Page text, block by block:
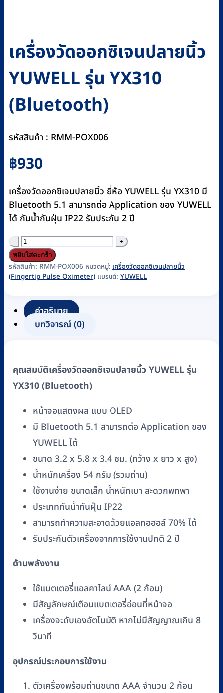
เครื่องวัดออกซิเจนปลายนิ้ว
YUWELL รุ่น YX310
(Bluetooth)
รหัสสินค้า : RMM-POX006
฿930
เครื่องวัดออกซิเจนปลายนิ้ว ยี่ห้อ YUWELL รุ่น YX310 มี
Bluetooth 5.1 สามารถต่อ Application ของ YUWELL
ได้ กันน้ำกันฝุ่น IP22 รับประกัน 2 ปี
จำนวน
เครื่อง
วัด
ออกซิเจน
นิ้ว
YUWELL
(Bluetooth)
ชิ้น
หยิบใส่ตะกร้า
รหัสสินค้า: RMM-POX006 หมวดหมู่: เครื่องวัดออกซิเจนปลายนิ้ว
(Fingertip Pulse Oximeter) แบรนด์: YUWELL
คำอธิบาย
บทวิจารณ์ (0)
คุณสมบัติเครื่องวัดออกซิเจนปลายนิ้ว YUWELL รุ่น
YX310 (Bluetooth)
หน้าจอแสดงผล แบบ OLED
มี Bluetooth 5.1 สามารถต่อ Application ของ
YUWELL ได้
ขนาด 3.2 x 5.8 x 3.4 ซม. (กว้าง x ยาว x สูง)
น้ำหนักเครื่อง 54 กรัม (รวมถ่าน)
ใช้งานง่าย ขนาดเล็ก น้ำหนักเบา สะดวกพกพา
ประเภทกันน้ำกันฝุ่น IP22
สามารถทำความสะอาดด้วยแอลกอฮอล์ 70% ได้
รับประกันตัวเครื่องจากการใช้งานปกติ 2 ปี
ด้านพลังงาน
ใช้แบตเตอรี่แอลคาไลน์ AAA (2 ก้อน)
มีสัญลักษณ์เตือนแบตเตอรี่อ่อนที่หน้าจอ
เครื่องจะดับเองอัตโนมัติ หากไม่มีสัญญาณเกิน 8
วินาที
อุปกรณ์ประกอบการใช้งาน
ตัวเครื่องพร้อมถ่านขนาด AAA จำนวน 2 ก้อน